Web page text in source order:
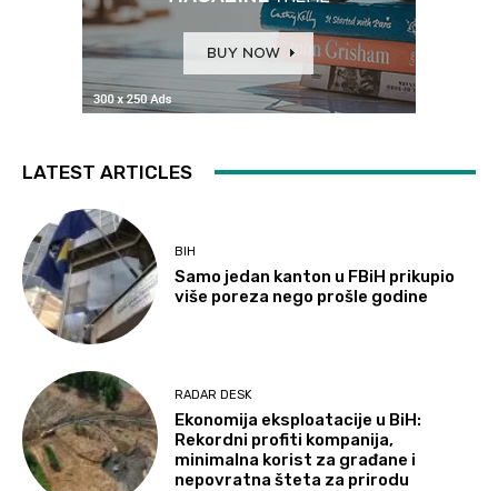
LATEST ARTICLES
BIH
Samo jedan kanton u FBiH prikupio
više poreza nego prošle godine
RADAR DESK
Ekonomija eksploatacije u BiH:
Rekordni profiti kompanija,
minimalna korist za građane i
nepovratna šteta za prirodu